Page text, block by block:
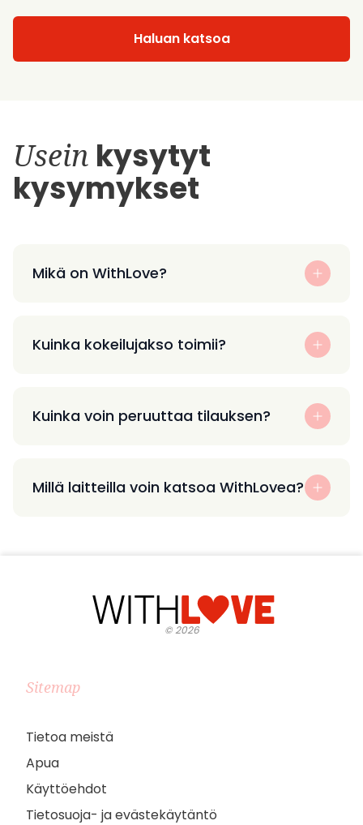
Haluan katsoa
Usein kysytyt
kysymykset
Mikä on WithLove?
Kuinka kokeilujakso toimii?
Kuinka voin peruuttaa tilauksen?
Millä laitteilla voin katsoa WithLovea?
©2026
Sitemap
Tietoa meistä
Apua
Käyttöehdot
Tietosuoja- ja evästekäytäntö